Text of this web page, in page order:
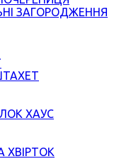
ЗАГОРОДЖЕННЯ
ХАУС
ХВІРТОК